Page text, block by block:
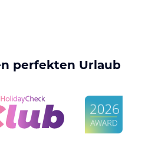
perfekten Urlaub